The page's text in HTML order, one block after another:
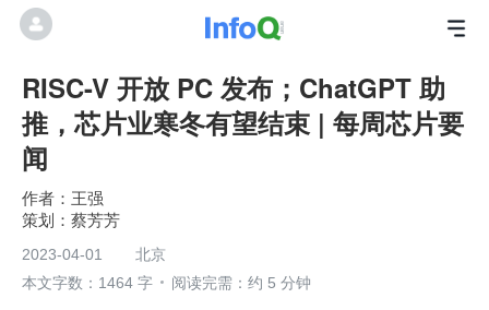
RISC-V 开放 PC 发布；ChatGPT 助
推，芯片业寒冬有望结束 | 每周芯片要
闻
王强
蔡芳芳
2023-04-01
北京
本文字数：1464 字
阅读完需：约 5 分钟